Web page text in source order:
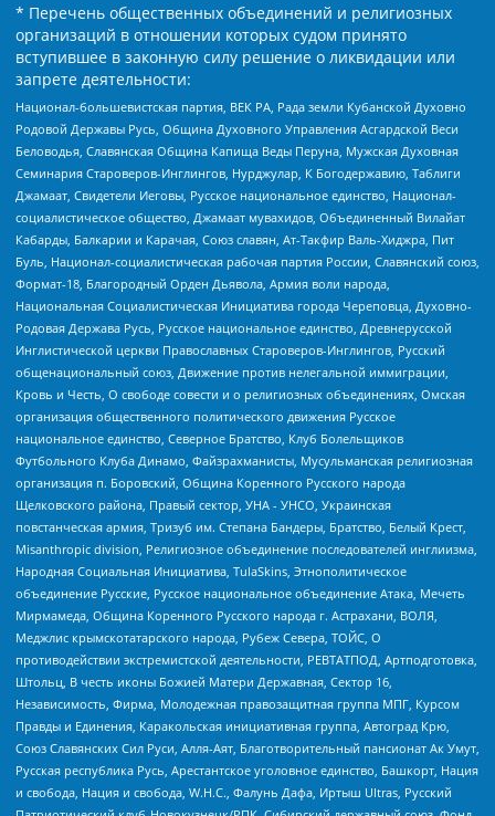
* Перечень общественных объединений и религиозных
организаций в отношении которых судом принято
вступившее в законную силу решение о ликвидации или
запрете деятельности:
Национал-большевистская партия, ВЕК РА, Рада земли Кубанской Духовно
Родовой Державы Русь, Община Духовного Управления Асгардской Веси
Беловодья, Славянская Община Капища Веды Перуна, Мужская Духовная
Семинария Староверов-Инглингов, Нурджулар, К Богодержавию, Таблиги
Джамаат, Свидетели Иеговы, Русское национальное единство, Национал-
социалистическое общество, Джамаат мувахидов, Объединенный Вилайат
Кабарды, Балкарии и Карачая, Союз славян, Ат-Такфир Валь-Хиджра, Пит
Буль, Национал-социалистическая рабочая партия России, Славянский союз,
Формат-18, Благородный Орден Дьявола, Армия воли народа,
Национальная Социалистическая Инициатива города Череповца, Духовно-
Родовая Держава Русь, Русское национальное единство, Древнерусской
Инглистической церкви Православных Староверов-Инглингов, Русский
общенациональный союз, Движение против нелегальной иммиграции,
Кровь и Честь, О свободе совести и о религиозных объединениях, Омская
организация общественного политического движения Русское
национальное единство, Северное Братство, Клуб Болельщиков
Футбольного Клуба Динамо, Файзрахманисты, Мусульманская религиозная
организация п. Боровский, Община Коренного Русского народа
Щелковского района, Правый сектор, УНА - УНСО, Украинская
повстанческая армия, Тризуб им. Степана Бандеры, Братство, Белый Крест,
Misanthropic division, Религиозное объединение последователей инглиизма,
Народная Социальная Инициатива, TulaSkins, Этнополитическое
объединение Русские, Русское национальное объединение Атака, Мечеть
Мирмамеда, Община Коренного Русского народа г. Астрахани, ВОЛЯ,
Меджлис крымскотатарского народа, Рубеж Севера, ТОЙС, О
противодействии экстремистской деятельности, РЕВТАТПОД, Артподготовка,
Штольц, В честь иконы Божией Матери Державная, Сектор 16,
Независимость, Фирма, Молодежная правозащитная группа МПГ, Курсом
Правды и Единения, Каракольская инициативная группа, Автоград Крю,
Союз Славянских Сил Руси, Алля-Аят, Благотворительный пансионат Ак Умут,
Русская республика Русь, Арестантское уголовное единство, Башкорт, Нация
и свобода, Нация и свобода, W.H.С., Фалунь Дафа, Иртыш Ultras, Русский